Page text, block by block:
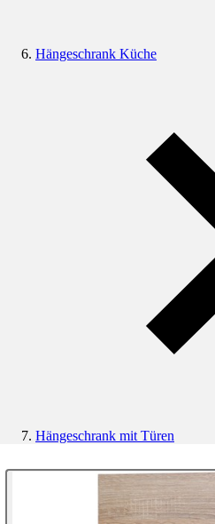
Hängeschrank Küche
Hängeschrank mit Türen